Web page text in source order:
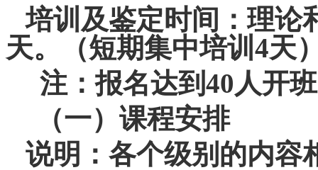
培训及鉴定时间：理论
天。（短期集中培训 4天
注：报名达到 40人开
（一）课程安排
说明：各个级别的内容